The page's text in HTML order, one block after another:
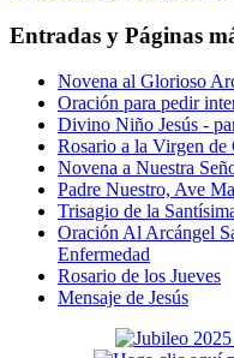
Entradas y Páginas
Novena al Glorioso
Oración para pedir
Divino Niño Jesús -
Rosario a la Virgen de
Novena a Nuestra
Padre Nuestro, Ave
Trisagio de la
Oración Al Arcángel
Enfermedad
Rosario de los Jueves
Mensaje de Jesús
Primary